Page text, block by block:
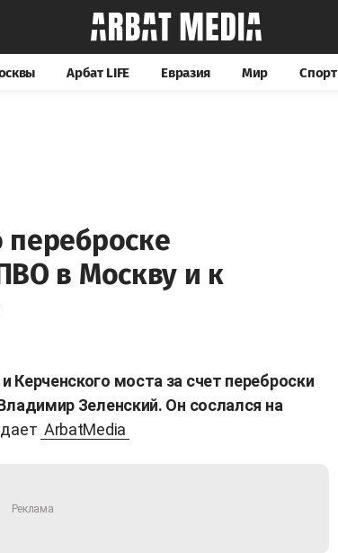
Арбат LIFE Евразия Мир Спорт
переброске
в Москву и к
моста за счет переброски
Зеленский. Он сослался на
ArbatMedia